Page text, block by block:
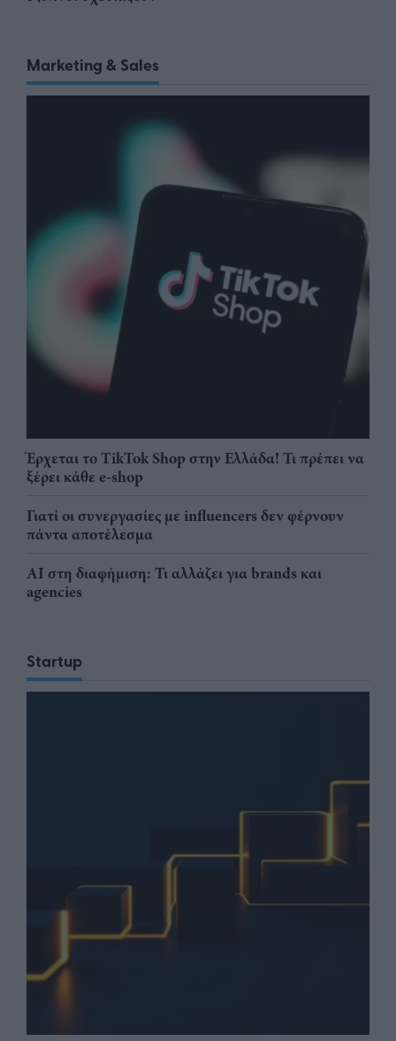
Marketing & Sales
Έρχεται το TikTok Shop στην Ελλάδα! Τι πρέπει να
ξέρει κάθε e-shop
Γιατί οι συνεργασίες με influencers δεν φέρνουν
πάντα αποτέλεσμα
AI στη διαφήμιση: Τι αλλάζει για brands και
agencies
Startup